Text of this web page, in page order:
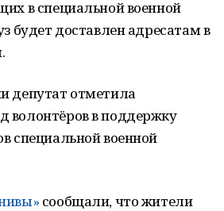
в специальной военной
будет доставлен адресатам в
депутат отметила
волонтёров в поддержку
специальной военной
сообщали, что жители